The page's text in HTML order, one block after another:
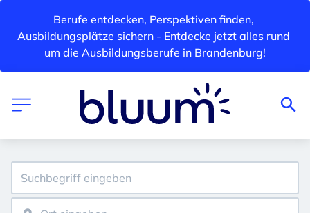
Berufe entdecken, Perspektiven finden,
Ausbildungsplätze sichern - Entdecke jetzt alles rund
um die Ausbildungsberufe in Brandenburg!